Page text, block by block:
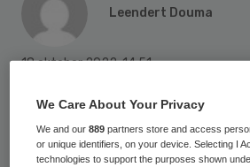
Leendert Douma
18 oktober 2022,14:51
De afgelopen vijf jaar is het
ondernemers in de ggz fors
We Care About Your Privacy
We and our889 partners store and access
or unique identifiers, on your device. Selecting I
technologies to support the purposes shown